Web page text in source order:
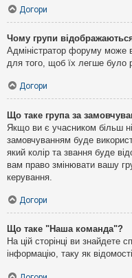
Догори
Чому групи
Адміністратор форуму може
для того, щоб їх легше було
Догори
Що таке група за
Якщо ви є учасником більш
замовчуванням буде
який колір та звання буде
вам право змінювати вашу
керування.
Догори
Що таке "Наша команда"?
На цій сторінці ви знайдете
інформацію, таку як